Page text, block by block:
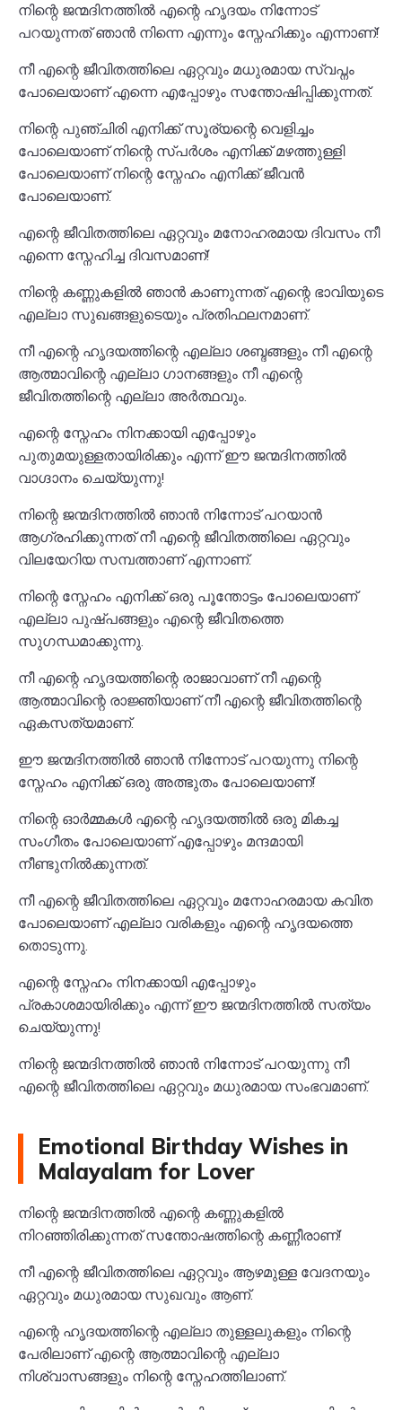
നിന്റെ ജന്മദിനത്തിൽ എന്റെ ഹൃദയം നിന്നോട്
പറയുന്നത് ഞാൻ നിന്നെ എന്നും സ്നേഹിക്കും എന്നാണ്!
നീ എന്റെ ജീവിതത്തിലെ ഏറ്റവും മധുരമായ സ്വപ്നം
പോലെയാണ് എന്നെ എപ്പോഴും സന്തോഷിപ്പിക്കുന്നത്.
നിന്റെ പുഞ്ചിരി എനിക്ക് സൂര്യന്റെ വെളിച്ചം
പോലെയാണ് നിന്റെ സ്പർശം എനിക്ക് മഴത്തുള്ളി
പോലെയാണ് നിന്റെ സ്നേഹം എനിക്ക് ജീവൻ
പോലെയാണ്.
എന്റെ ജീവിതത്തിലെ ഏറ്റവും മനോഹരമായ ദിവസം നീ
എന്നെ സ്നേഹിച്ച ദിവസമാണ്!
നിന്റെ കണ്ണുകളിൽ ഞാൻ കാണുന്നത് എന്റെ ഭാവിയുടെ
എല്ലാ സുഖങ്ങളുടെയും പ്രതിഫലനമാണ്.
നീ എന്റെ ഹൃദയത്തിന്റെ എല്ലാ ശബ്ദങ്ങളും നീ എന്റെ
ആത്മാവിന്റെ എല്ലാ ഗാനങ്ങളും നീ എന്റെ
ജീവിതത്തിന്റെ എല്ലാ അർത്ഥവും.
എന്റെ സ്നേഹം നിനക്കായി എപ്പോഴും
പുതുമയുള്ളതായിരിക്കും എന്ന് ഈ ജന്മദിനത്തിൽ
വാഗ്ദാനം ചെയ്യുന്നു!
നിന്റെ ജന്മദിനത്തിൽ ഞാൻ നിന്നോട് പറയാൻ
ആഗ്രഹിക്കുന്നത് നീ എന്റെ ജീവിതത്തിലെ ഏറ്റവും
വിലയേറിയ സമ്പത്താണ് എന്നാണ്.
നിന്റെ സ്നേഹം എനിക്ക് ഒരു പൂന്തോട്ടം പോലെയാണ്
എല്ലാ പുഷ്പങ്ങളും എന്റെ ജീവിതത്തെ
സുഗന്ധമാക്കുന്നു.
നീ എന്റെ ഹൃദയത്തിന്റെ രാജാവാണ് നീ എന്റെ
ആത്മാവിന്റെ രാജ്ഞിയാണ് നീ എന്റെ ജീവിതത്തിന്റെ
ഏകസത്യമാണ്.
ഈ ജന്മദിനത്തിൽ ഞാൻ നിന്നോട് പറയുന്നു നിന്റെ
സ്നേഹം എനിക്ക് ഒരു അത്ഭുതം പോലെയാണ്!
നിന്റെ ഓർമ്മകൾ എന്റെ ഹൃദയത്തിൽ ഒരു മികച്ച
സംഗീതം പോലെയാണ് എപ്പോഴും മന്ദമായി
നീണ്ടുനിൽക്കുന്നത്.
നീ എന്റെ ജീവിതത്തിലെ ഏറ്റവും മനോഹരമായ കവിത
പോലെയാണ് എല്ലാ വരികളും എന്റെ ഹൃദയത്തെ
തൊടുന്നു.
എന്റെ സ്നേഹം നിനക്കായി എപ്പോഴും
പ്രകാശമായിരിക്കും എന്ന് ഈ ജന്മദിനത്തിൽ സത്യം
ചെയ്യുന്നു!
നിന്റെ ജന്മദിനത്തിൽ ഞാൻ നിന്നോട് പറയുന്നു നീ
എന്റെ ജീവിതത്തിലെ ഏറ്റവും മധുരമായ സംഭവമാണ്.
Emotional Birthday Wishes in
Malayalam for Lover
നിന്റെ ജന്മദിനത്തിൽ എന്റെ കണ്ണുകളിൽ
നിറഞ്ഞിരിക്കുന്നത് സന്തോഷത്തിന്റെ കണ്ണീരാണ്!
നീ എന്റെ ജീവിതത്തിലെ ഏറ്റവും ആഴമുള്ള വേദനയും
ഏറ്റവും മധുരമായ സുഖവും ആണ്.
എന്റെ ഹൃദയത്തിന്റെ എല്ലാ തുള്ളലുകളും നിന്റെ
പേരിലാണ് എന്റെ ആത്മാവിന്റെ എല്ലാ
നിശ്വാസങ്ങളും നിന്റെ സ്നേഹത്തിലാണ്.